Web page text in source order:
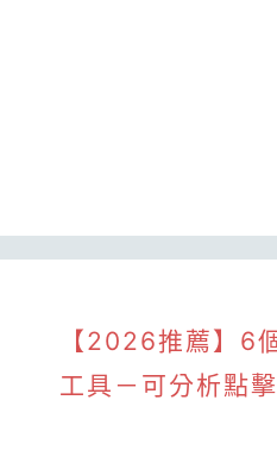
【2026推薦】6
工具－可分析點